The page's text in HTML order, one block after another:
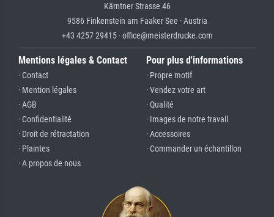
Kärntner Strasse 46
9586 Finkenstein am Faaker See · Austria
+43 4257 29415 · office@meisterdrucke.com
Mentions légales & Contact
· Contact
· Mention légales
· AGB
· Confidentialité
· Droit de rétractation
· Plaintes
· A propos de nous
Pour plus d'informations
· Propre motif
· Vendez votre art
· Qualité
· Images de notre travail
· Accessoires
· Commander un échantillon